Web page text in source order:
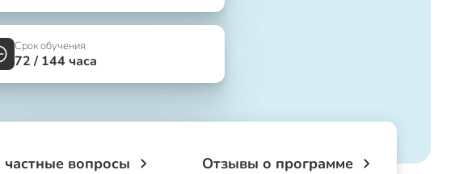
Срок обучения
72 / 144 часа
вопросы Отзывы о программе